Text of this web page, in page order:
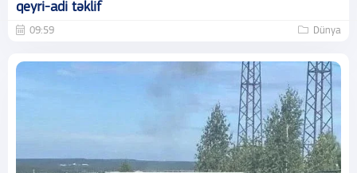
qeyri-adi təklif
09:59 Dünya